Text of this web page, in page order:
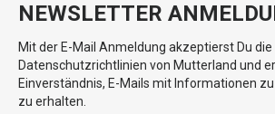
NEWSLETTER
Mit der E-Mail Anmeldung akzeptierst Du die
Datenschutzrichtlinien von Mutterland und
Einverständnis, E-Mails mit Informationen
zu erhalten.